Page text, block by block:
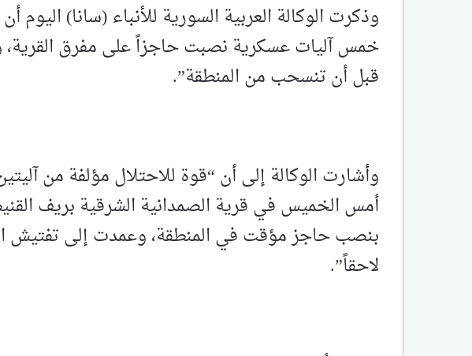
وذكرت الوكالة العربية السورية للأنباء (سانا) اليوم
خمس آليات عسكرية نصبت حاجزاً على مفرق القرية،
قبل أن تنسحب من المنطقة”.‏
وأشارت الوكالة إلى أن “قوة للاحتلال مؤلفة من
أمس الخميس في قرية الصمدانية الشرقية بريف
بنصب حاجز مؤقت في المنطقة، وعمدت إلى تفتيش
لاحقاً”.‏